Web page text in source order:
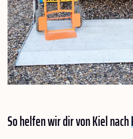
So helfen wir dir von Kiel nach